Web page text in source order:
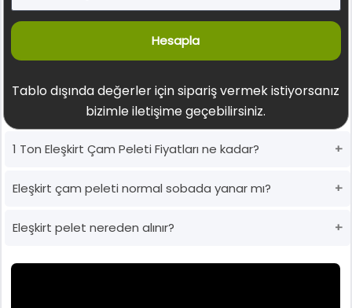
Hesapla
Tablo dışında değerler için sipariş vermek istiyorsanız
bizimle iletişime geçebilirsiniz.
1 Ton Eleşkirt Çam Peleti Fiyatları ne kadar?
Eleşkirt çam peleti normal sobada yanar mı?
Eleşkirt pelet nereden alınır?